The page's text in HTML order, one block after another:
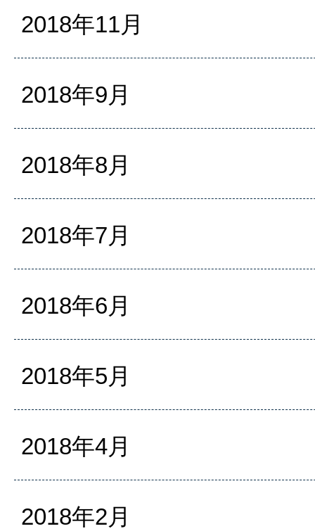
2018年11月
2018年9月
2018年8月
2018年7月
2018年6月
2018年5月
2018年4月
2018年2月